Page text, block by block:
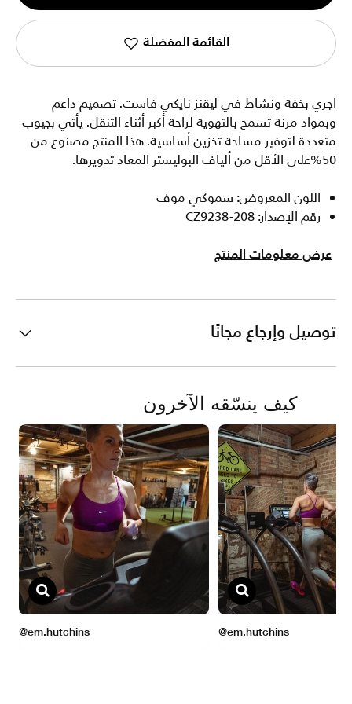
1
القائمة المفضلة
اجري بخفة ونشاط في ليقنز نايكي فاست. تصميم داعم
وبمواد مرنة تسمح بالتهوية لراحة أكبر أثناء التنقل. يأتي بجيوب
متعددة لتوفير مساحة تخزين أساسية. هذا المنتج مصنوع من
50%على الأقل من ألياف البوليستر المعاد تدويرها.
اللون المعروض: سموكي موف
رقم الإصدار: CZ9238-208
عرض معلومات المنتج
توصيل وإرجاع مجانًا